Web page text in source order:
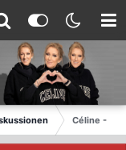
Céline -